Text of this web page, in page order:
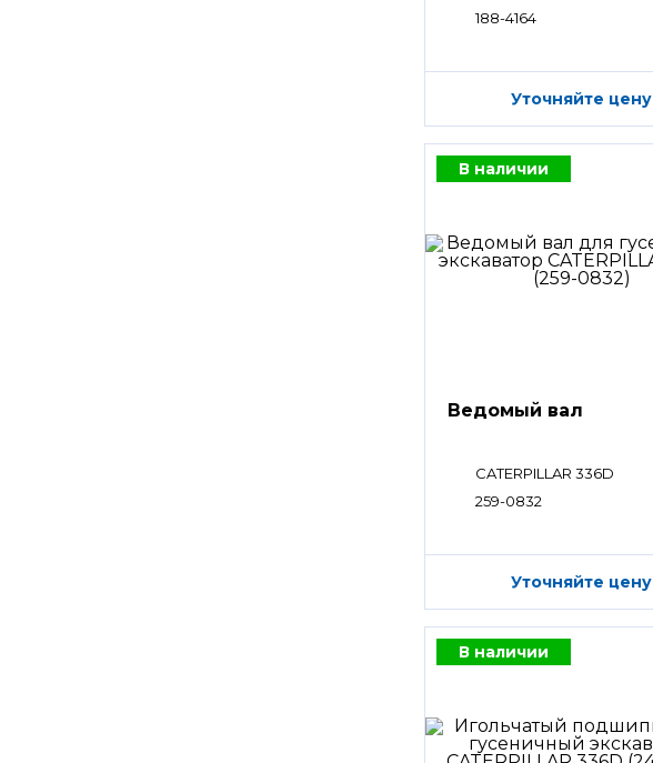
188-4164
Уточняйте цену
В наличии
Ведомый вал
CATERPILLAR 336D
259-0832
Уточняйте цену
В наличии